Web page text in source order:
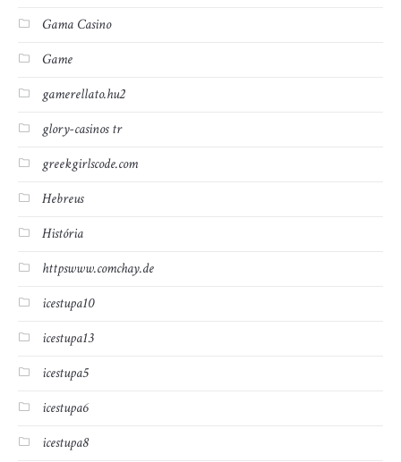
Gama Casino
Game
gamerellato.hu2
glory-casinos tr
greekgirlscode.com
Hebreus
História
httpswww.comchay.de
icestupa10
icestupa13
icestupa5
icestupa6
icestupa8